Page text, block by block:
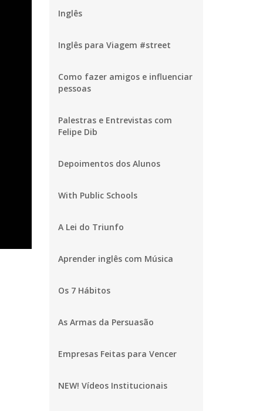
Inglês
Inglês para Viagem #street
Como fazer amigos e influenciar
pessoas
Palestras e Entrevistas com
Felipe Dib
Depoimentos dos Alunos
With Public Schools
A Lei do Triunfo
Aprender inglês com Música
Os 7 Hábitos
As Armas da Persuasão
Empresas Feitas para Vencer
NEW! Vídeos Institucionais